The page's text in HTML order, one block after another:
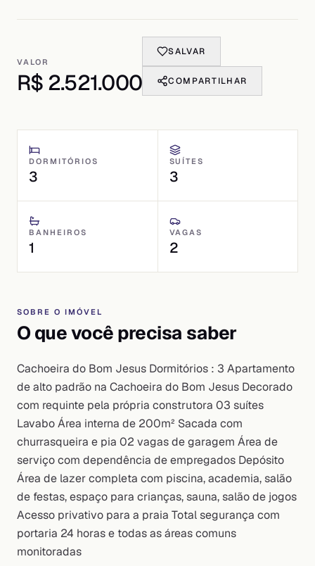
VALOR
R$ 2.521.000
SALVAR
COMPARTILHAR
DORMITÓRIOS
3
SUÍTES
3
BANHEIROS
1
VAGAS
2
SOBRE O IMÓVEL
O que você precisa saber
Cachoeira do Bom Jesus Dormitórios : 3 Apartamento
de alto padrão na Cachoeira do Bom Jesus Decorado
com requinte pela própria construtora 03 suítes
Lavabo Área interna de 200m² Sacada com
churrasqueira e pia 02 vagas de garagem Área de
serviço com dependência de empregados Depósito
Área de lazer completa com piscina, academia, salão
de festas, espaço para crianças, sauna, salão de jogos
Acesso privativo para a praia Total segurança com
portaria 24 horas e todas as áreas comuns
monitoradas